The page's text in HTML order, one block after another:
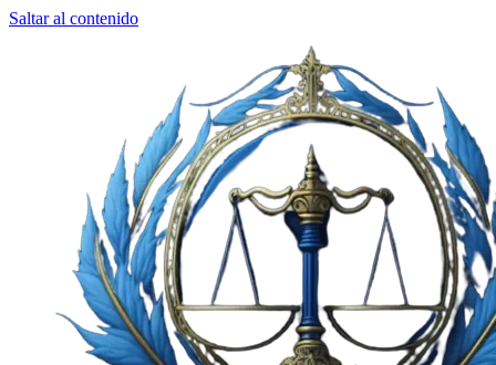
Saltar al contenido